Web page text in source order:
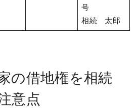
号
相続 太郎
の借地権を相続
意点